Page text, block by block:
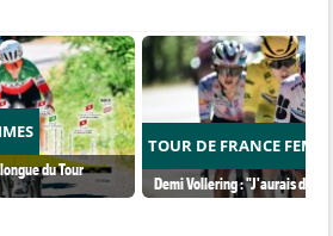
du Tour
TOUR DE FRANCE
Demi Vollering : "J'aurais dû